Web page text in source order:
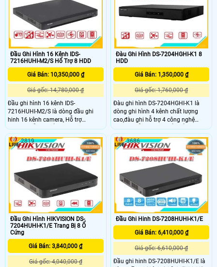
LAN 1Gbps, 1USB 3
LAN 1Gbps, 1USB 3
Đầu Ghi Hình 16 Kênh IDS-
7216HUHI-M2/S Hổ Trợ 8 HDD
Giá Bán: 10,350,000 ₫
Giá gốc: 14,780,000 ₫
Đầu ghi hình 16 kênh IDS-
7216HUHI-M2/S là dòng đầu ghi
hinh 16 kênh camera, Hỗ trợ
H.265+.Hỗ trợ 2 ổ cứng 10TB. Là
dòng camera chuyên dụng cho văn
phòng,siêu thị,cửa hàng,...
Đàu Ghi Hình DS-7204HGHI-K1 8
HDD
Giá Bán: 1,350,000 ₫
Giá gốc: 1,760,000 ₫
Đàu ghi hình DS-7204HGHI-K1 là
dòng ghi hình 4 kênh chất lượng
cao,đàu ghi hỗ trợ 4 công nghệ
camera dễ dàng chuyển dổi HDTVI,
HDCVI, AHD, Analog.Hỗ trợ ổ cứng
tối da 10TB,đầu ghi phù hợp cho
các công trình dự án nhỏ,phù hợp
cho gia đình,văn phòng,siêu thị cửa
Đầu Ghi Hình HIKVISION DS-
7204HUHI-K1/E Trang Bị 8 Ổ
Cứng
Giá Bán: 3,840,000 ₫
Giá gốc: 4,040,000 ₫
2819
Đầu Ghi Hinh DS-7208HUHI-K1/E
Giá Bán: 6,410,000 ₫
Giá gốc: 6,610,000 ₫
Đầu ghi hinh DS-7208HUHI-K1/E là
3686